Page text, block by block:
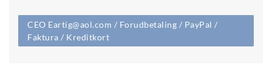
CEO Eartig@aol.com / Forudbetaling / PayPal /
Faktura / Kreditkort